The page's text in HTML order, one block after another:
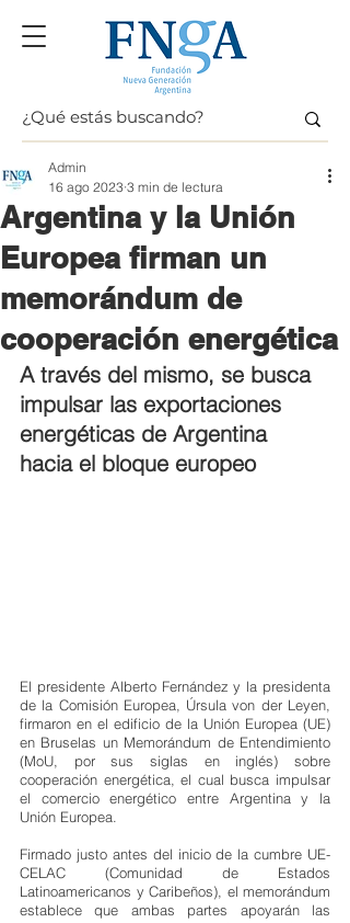
Argentina y la Unión
Europea firman un
memorándum de
cooperación energética
Admin
16 ago 2023 3 min de lectura
A través del mismo, se busca
impulsar las exportaciones
energéticas de Argentina
hacia el bloque europeo
El presidente Alberto Fernández y la presidenta
de la Comisión Europea, Úrsula von der Leyen,
firmaron en el edificio de la Unión Europea (UE)
en Bruselas un Memorándum de Entendimiento
(MoU, por sus siglas en inglés) sobre
cooperación energética, el cual busca impulsar
el comercio energético entre Argentina y la
Unión Europea.
Firmado justo antes del inicio de la cumbre UE-
CELAC (Comunidad de Estados
Latinoamericanos y Caribeños), el memorándum
establece que ambas partes apoyarán las